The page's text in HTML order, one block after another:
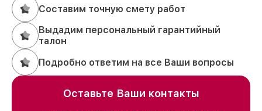
Составим точную смету работ
Выдадим персональный гарантийный
талон
Подробно ответим на все Ваши вопросы
Оставьте Ваши контакты